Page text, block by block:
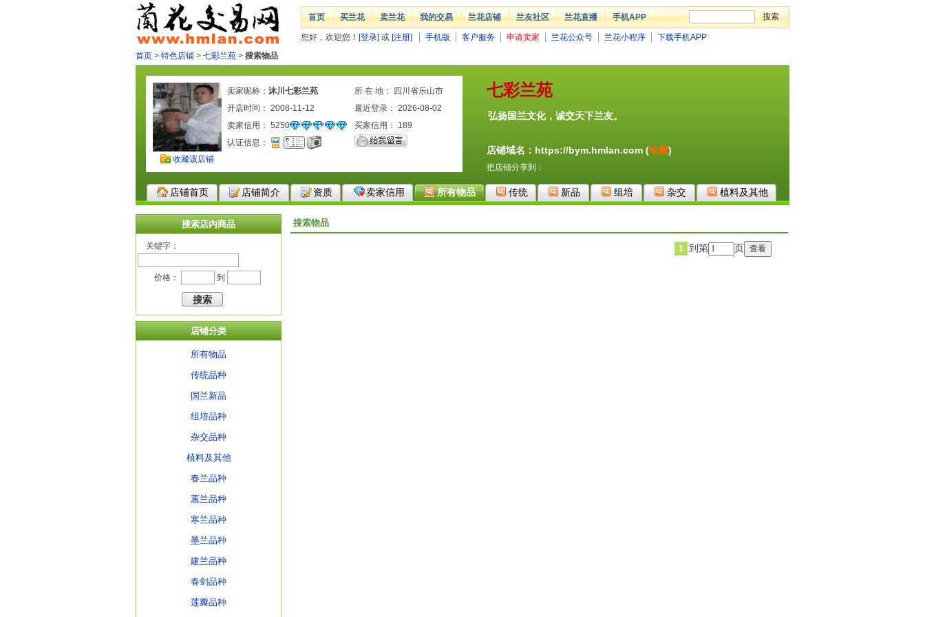
首页 买兰花 卖兰花 我的交易 兰花店铺 兰友社区 兰花直播 手机APP
您好，欢迎您！ [登录] 或 [注册] 手机版 客户服务 申请卖家 兰花公众号 兰花小程序
下载手机APP
首页 > 特色店铺 > 七彩兰苑 > 搜索物品
七彩兰苑
弘扬国兰文化，诚交天下兰友。
店铺域名：https://bym.hmlan.com (收藏)
把店铺分享到：
收藏该店铺
卖家昵称： 沐川七彩兰苑
所 在 地： 四川省乐山市
开店时间： 2008-11-12
最近登录： 2026-08-02
卖家信用： 5250 买家信用： 189
认证信息：
店铺首页 店铺简介 资质 卖家信用 所有物品 传统 新品 组培 杂交 植料及其他
搜索店内商品
关键字：
价格： 到
店铺分类
所有物品
传统品种
国兰新品
组培品种
杂交品种
植料及其他
春兰品种
蕙兰品种
寒兰品种
墨兰品种
建兰品种
春剑品种
莲瓣品种
搜索物品
1 到第 页